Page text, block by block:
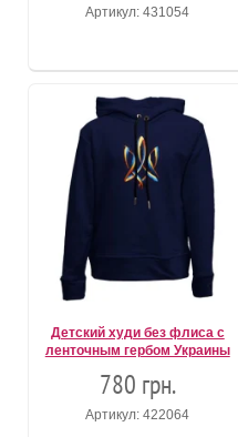
Артикул: 431054
Детский худи без флиса с
ленточным гербом Украины
780 грн.
Артикул: 422064